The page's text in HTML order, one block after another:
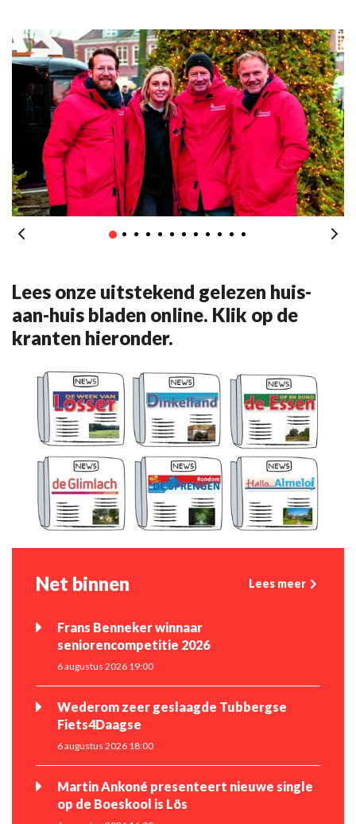
Lees onze uitstekend gelezen huis-
aan-huis bladen online. Klik op de
kranten hieronder.
Net binnen Lees meer
Frans Benneker winnaar
seniorencompetitie 2026
6 augustus 2026 19:00
Wederom zeer geslaagde Tubbergse
Fiets4Daagse
6 augustus 2026 18:00
Martin Ankoné presenteert nieuwe single
op de Boeskool is Lös